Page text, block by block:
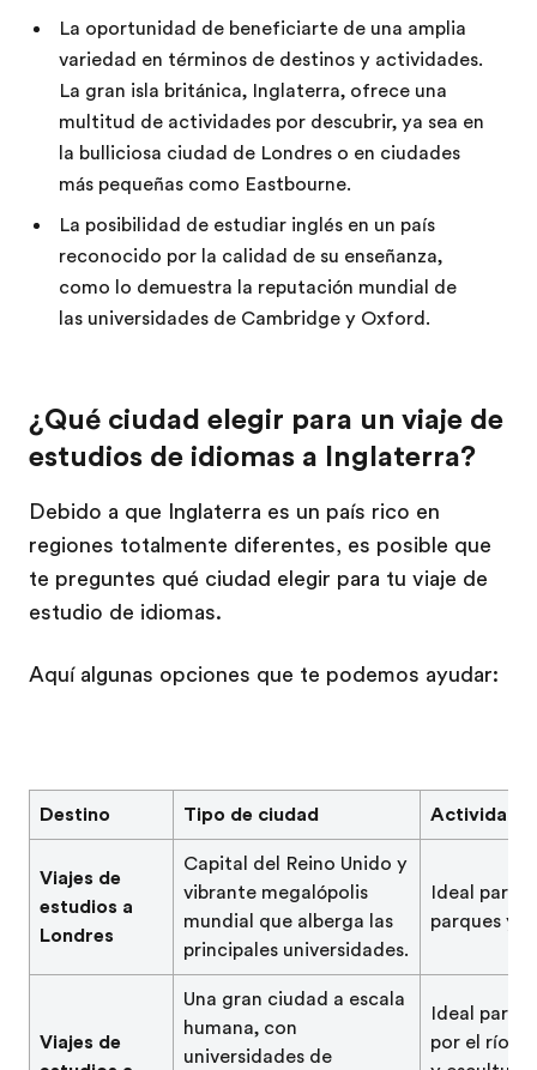
La oportunidad de beneficiarte de una amplia
variedad en términos de destinos y actividades.
La gran isla británica, Inglaterra, ofrece una
multitud de actividades por descubrir, ya sea en
la bulliciosa ciudad de Londres o en ciudades
más pequeñas como Eastbourne.
La posibilidad de estudiar inglés en un país
reconocido por la calidad de su enseñanza,
como lo demuestra la reputación mundial de
las universidades de Cambridge y Oxford.
¿Qué ciudad elegir para un viaje de
estudios de idiomas a Inglaterra?
Debido a que Inglaterra es un país rico en
regiones totalmente diferentes, es posible que
te preguntes qué ciudad elegir para tu viaje de
estudio de idiomas.
Aquí algunas opciones que te podemos ayudar:
Destino Tipo de ciudad
Viajes de
estudios a
Londres
Capital del Reino Unido y
vibrante megalópolis
mundial que alberga las
principales universidades.
Ideal para
parques y
Viajes de
Una gran ciudad a escala
humana, con
universidades de
Ideal para
por el río,